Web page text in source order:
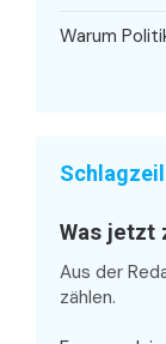
Warum
Was jetzt
Aus der
zählen.